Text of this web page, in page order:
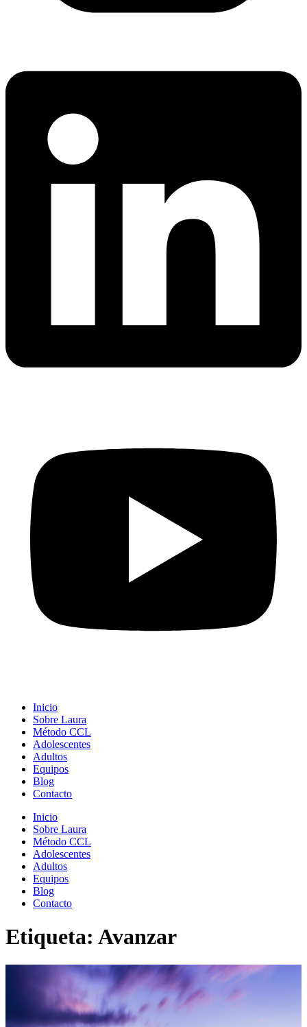
Inicio
Sobre Laura
Método CCL
Adolescentes
Adultos
Equipos
Blog
Contacto
Inicio
Sobre Laura
Método CCL
Adolescentes
Adultos
Equipos
Blog
Contacto
Etiqueta: Avanzar